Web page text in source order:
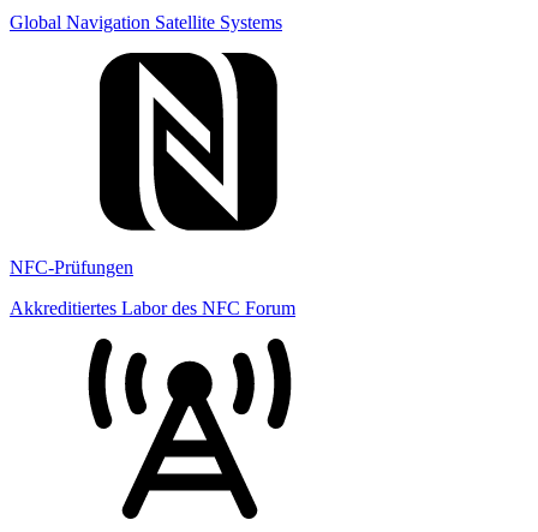
Global Navigation Satellite Systems
NFC-Prüfungen
Akkreditiertes Labor des NFC Forum